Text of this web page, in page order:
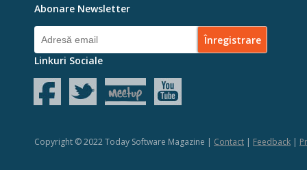
Abonare Newsletter
Linkuri Sociale
Copyright © 2022 Today Software Magazine | Contact | Feedback |